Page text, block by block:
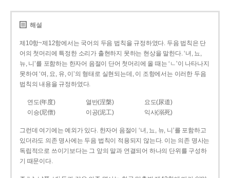
해설
제10항~제12항에서는 국어의 두음 법칙을 규정하였다. 두음 법칙은 단
어의 첫머리에 특정한 소리가 출현하지 못하는 현상을 말한다. ‘녀, 뇨,
뉴, 니’를 포함하는 한자어 음절이 단어 첫머리에 올 때는 ‘ㄴ’이 나타나지
못하여 ‘여, 요, 유, 이’의 형태로 실현되는데, 이 조항에서는 이러한 두음
법칙의 내용을 규정하였다.
연도(年度) 열반(涅槃)
요도(尿道)
이승(尼僧)
이공(泥工) 익사(溺死)
그런데 여기에는 예외가 있다. 한자어 음절이 ‘녀, 뇨, 뉴, 니’를 포함하고
있더라도 의존 명사에는 두음 법칙이 적용되지 않는다. 이는 의존 명사는
독립적으로 쓰이기보다는 그 앞의 말과 연결되어 하나의 단위를 구성하
기 때문이다.